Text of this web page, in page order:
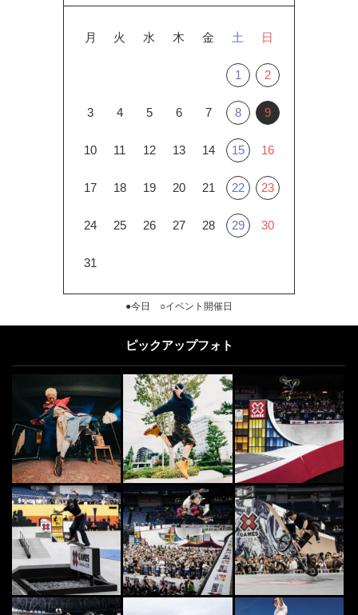
月 火 水 木 金 土 日
1 2
3 4 5 6 7 8 9
10 11 12 13 14 15 16
17 18 19 20 21 22 23
24 25 26 27 28 29 30
31
●今日 ○イベント開催日
ピックアップフォト